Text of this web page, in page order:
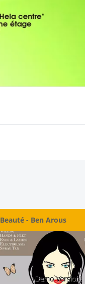
Beauté - Ben Arous